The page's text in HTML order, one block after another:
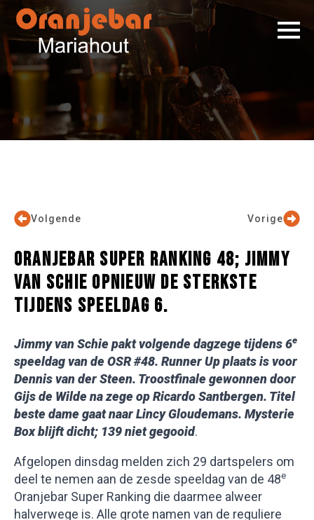
Vorige
Volgende
ORANJEBAR SUPER RANKING 48; JIMMY
VAN SCHIE OPNIEUW DE STERKSTE
TIJDENS SPEELDAG 6.
Jimmy van Schie pakt volgende dagzege tijdens 6e
speeldag van de OSR #48. Runner Up plaats is voor
Dennis van der Steen. Troostfinale gewonnen door
Gijs de Wilde na zege op Ricardo Santbergen. Titel
beste dame gaat naar Lincy Gloudemans. Mysterie
Box blijft dicht; 139 niet gegooid.
Afgelopen dinsdag melden zich 29 dartspelers om
deel te nemen aan de zesde speeldag van de 48e
Oranjebar Super Ranking die daarmee alweer
halverwege is. Alle grote namen van de reguliere